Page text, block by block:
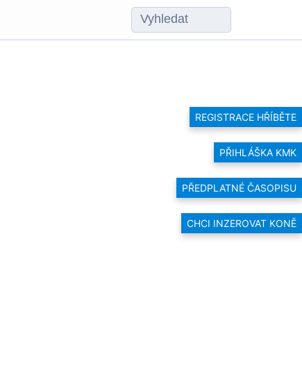
REGISTRACE HŘÍBĚTE
PŘIHLÁŠKA KMK
PŘEDPLATNÉ ČASOPISU
CHCI INZEROVAT KONĚ